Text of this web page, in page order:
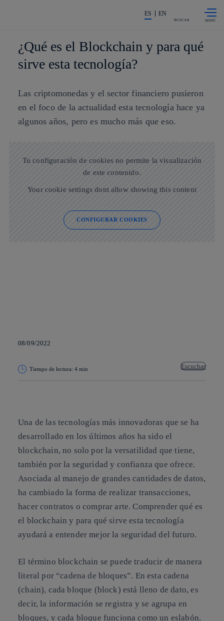
La acción en accionistas e
ES EN
BUSCAR
¿Qué es el Blockchain y para qué
sirve esta tecnología?
Las criptomonedas y el sector financiero pusieron
en el foco de la actualidad esta tecnología hace ya
algunos años, pero es mucho más que eso.
Tu configuración de cookies no permite la visualización
de este contenido.
Your cookie settings dont allow showing this content
CONFIGURAR COOKIES
08/09/2022
Tiempo de lectura: 4 min Escuchar
Una de las tecnologías más innovadoras que se ha
desarrollado en los últimos años ha sido el
blockchain, no solo por la versatilidad que tiene,
también por la seguridad y confianza que ofrece.
Asociada al manejo de grandes cantidades de datos,
ha cambiado la forma de realizar transacciones,
hacer contratos o comprar arte. Comprender qué es
el blockchain y para qué sirve esta tecnología
ayudará a entender mejorla seguridad del futuro.
El término blockchain se puede traducir de manera
literal por “cadena de bloques”. En esta cadena
(chain), cada bloque (block) está lleno de dato, es
decir, la información se registra y se agrupa en
bloques, y cada bloque funciona como un eslabón.